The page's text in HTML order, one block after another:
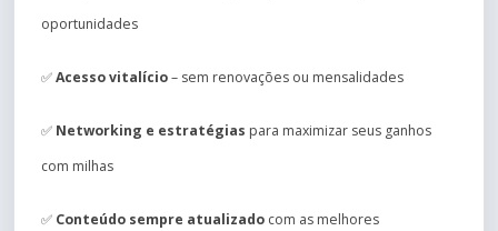
oportunidades
✅Acesso vitalício– sem renovações ou mensalidades
✅ Networking e estratégias para maximizar seus ganhos
com milhas
✅ Conteúdo sempre atualizado com as melhores